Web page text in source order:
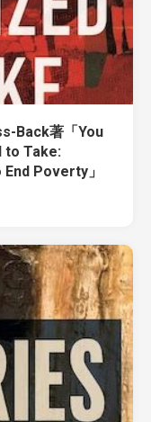
Back著「You
to Take:
Poverty」